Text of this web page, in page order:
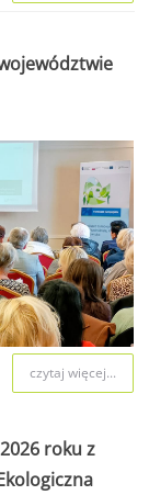
czytaj więcej...
roku z